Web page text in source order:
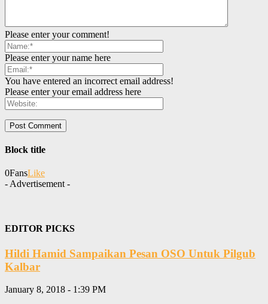
Please enter your comment!
Please enter your name here
You have entered an incorrect email address!
Please enter your email address here
Block title
0FansLike
- Advertisement -
EDITOR PICKS
Hildi Hamid Sampaikan Pesan OSO Untuk Pilgub
Kalbar
January 8, 2018 - 1:39 PM